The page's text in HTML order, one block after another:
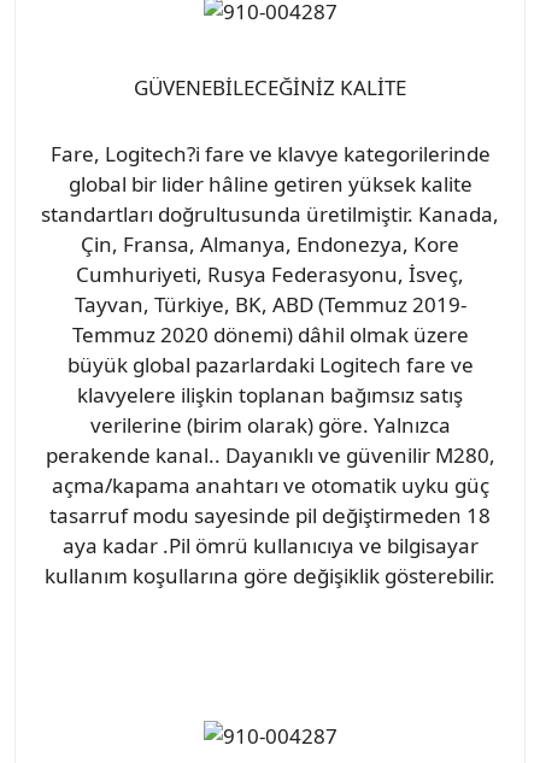
GÜVENEBİLECEĞİNİZ KALİTE
Fare, Logitech?i fare ve klavye kategorilerinde
global bir lider hâline getiren yüksek kalite
standartları doğrultusunda üretilmiştir. Kanada,
Çin, Fransa, Almanya, Endonezya, Kore
Cumhuriyeti, Rusya Federasyonu, İsveç,
Tayvan, Türkiye, BK, ABD (Temmuz 2019-
Temmuz 2020 dönemi) dâhil olmak üzere
büyük global pazarlardaki Logitech fare ve
klavyelere ilişkin toplanan bağımsız satış
verilerine (birim olarak) göre. Yalnızca
perakende kanal.. Dayanıklı ve güvenilir M280,
açma/kapama anahtarı ve otomatik uyku güç
tasarruf modu sayesinde pil değiştirmeden 18
aya kadar .Pil ömrü kullanıcıya ve bilgisayar
kullanım koşullarına göre değişiklik gösterebilir.